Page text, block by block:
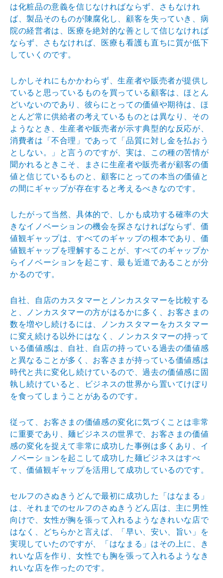
は化粧品の意義を信じなければならず、さもなけれ
ば、製品そのものが陳腐化し、顧客を失っていき、病
院の経営者は、医療を絶対的な善として信じなければ
ならず、さもなければ、医療も看護も直ちに質が低下
していくのです。
しかしそれにもかかわらず、生産者や販売者が提供し
ていると思っているものを買っている顧客は、ほとん
どいないのであり、彼らにとっての価値や期待は、ほ
とんど常に供給者の考えているものとは異なり、その
ようなとき、生産者や販売者が示す典型的な反応が、
消費者は「不合理」であって「品質に対し金を払おう
としない。」と言うのですが、実は、この種の苦情が
聞かれるときこそ、まさに生産者や販売者が顧客の価
値と信じているものと、顧客にとっての本当の価値と
の間にギャップが存在すると考えるべきなのです。
したがって当然、具体的で、しかも成功する確率の大
きなイノベーションの機会を探さなければならず、価
値観ギャップは、すべてのギャップの根本であり、価
値観ギャップを理解することが、すべてのギャップか
らイノベーションを起こす、最も近道であることが分
かるのです。
自社、自店のカスタマーとノンカスタマーを比較する
と、ノンカスタマーの方がはるかに多く、お客さまの
数を増やし続けるには、ノンカスタマーをカスタマー
に変え続ける以外にはなく、ノンカスタマーの持って
いる価値感は、自社、自店の持っている過去の価値感
と異なることが多く、お客さまが持っている価値感は
時代と共に変化し続けているので、過去の価値感に固
執し続けていると、ビジネスの世界から置いてけぼり
を食ってしまうことがあるのです。
従って、お客さまの価値感の変化に気づくことは非常
に重要であり、麺ビジネスの世界で、お客さまの価値
感の変化を捉えて非常に成功した事例は多くあり、イ
ノベーションを起こして成功した麺ビジネスはすべ
て、価値観ギャップを活用して成功しているのです。
セルフのさぬきうどんで最初に成功した「はなまる」
は、それまでのセルフのさぬきうどん店は、主に男性
向けで、女性が胸を張って入れるようなきれいな店で
はなく、どちらかと言えば、「早い、安い、旨い」を
実現していたのですが、「はなまる」はその上に、き
れいな店を作り、女性でも胸を張って入れるようなき
れいな店を作ったのです。